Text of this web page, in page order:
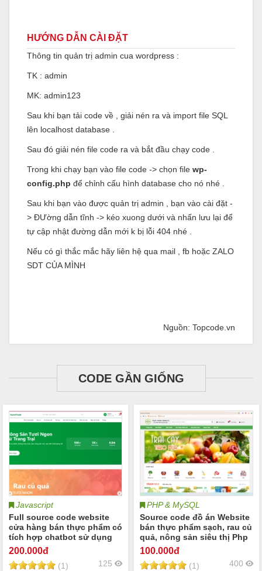
HƯỚNG DẪN CÀI ĐẶT
Thông tin quản trị admin cua wordpress :
TK : admin
MK: admin123
Sau khi bạn tải code về , giải nén ra và import file SQL
lên localhost database .
Sau đó giải nén file code ra và bắt đầu chạy code .
Trong khi chạy bạn vào file code -> chọn file wp-
config.php để chỉnh cấu hình database cho nó nhé .
Sau khi bạn vào được quản trị admin , bạn vào cài đặt -
> ĐƯờng dẫn tĩnh -> kéo xuong dưới và nhấn lưu lại để
tự cập nhật đường dẫn mới k bị lỗi 404 nhé .
Nếu có gì thắc mắc hãy liên hệ qua mail , fb hoặc ZALO
SDT CỦA MÌNH
Nguồn: Topcode.vn
CODE GẦN GIỐNG
Javascript
Full source code website
cửa hàng bán thực phẩm có
tích hợp chatbot sử dụng
React + Nodejs (Full hỗ trợ
cài đặt + báo cáo)
200.000đ
(1) 125
PHP & MySQL
Source code đồ án Website
bán thực phẩm sạch, rau củ
quả, nông sản siêu thị Php
MySql
100.000đ
(1) 400